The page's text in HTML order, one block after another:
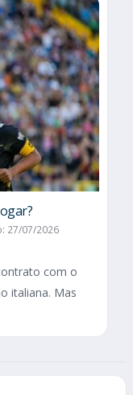
27/07/2026
com o
italiana. Mas